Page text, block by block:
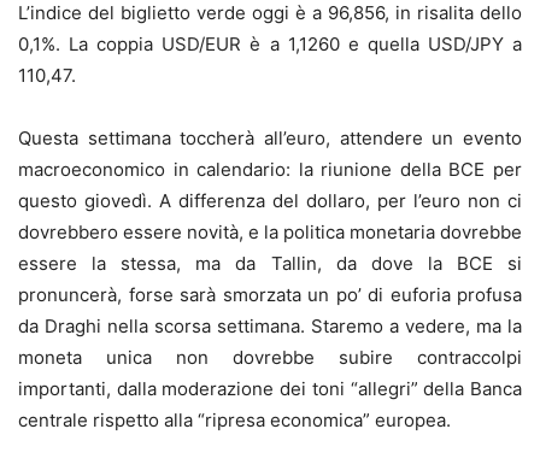
L’indice del biglietto verde oggi è a 96,856, in risalita dello
0,1%. La coppia USD/EUR è a 1,1260 e quella USD/JPY a
110,47.
Questa settimana toccherà all’euro, attendere un evento
macroeconomico in calendario: la riunione della BCE per
questo giovedì. A differenza del dollaro, per l’euro non ci
dovrebbero essere novità, e la politica monetaria dovrebbe
essere la stessa, ma da Tallin, da dove la BCE si
pronuncerà, forse sarà smorzata un po’ di euforia profusa
da Draghi nella scorsa settimana. Staremo a vedere, ma la
moneta unica non dovrebbe subire contraccolpi
importanti, dalla moderazione dei toni “allegri” della Banca
centrale rispetto alla “ripresa economica” europea.